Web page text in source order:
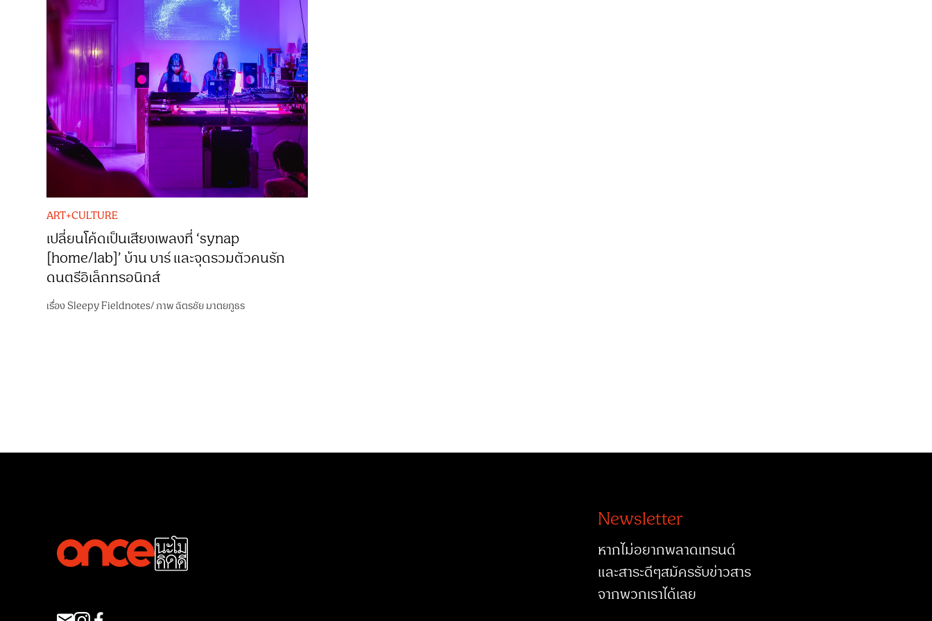
ART+CULTURE
เปลี่ยนโค้ดเป็นเสียงเพลงที่ ‘synap
[home/lab]’ บ้าน บาร์ และจุดรวมตัวคนรัก
ดนตรีอิเล็กทรอนิกส์
เรื่องSleepy Fieldnotes/ภาพฉัตรชัย มาตยภูธร
Newsletter
หากไม่อยากพลาดเทรนด์
และสาระดีๆสมัครรับข่าวสาร
จากพวกเราได้เลย